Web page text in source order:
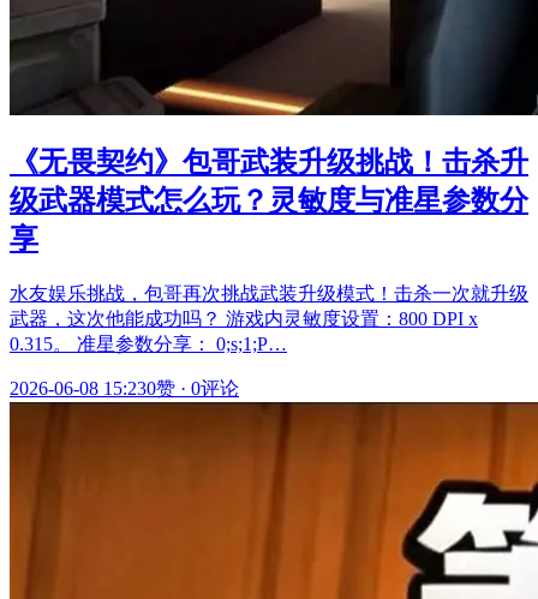
《无畏契约》包哥武装升级挑战！击杀升
级武器模式怎么玩？灵敏度与准星参数分
享
水友娱乐挑战，包哥再次挑战武装升级模式！击杀一次就升级
武器，这次他能成功吗？ 游戏内灵敏度设置：800 DPI x
0.315。 准星参数分享： 0;s;1;P…
2026-06-08 15:230赞 · 0评论